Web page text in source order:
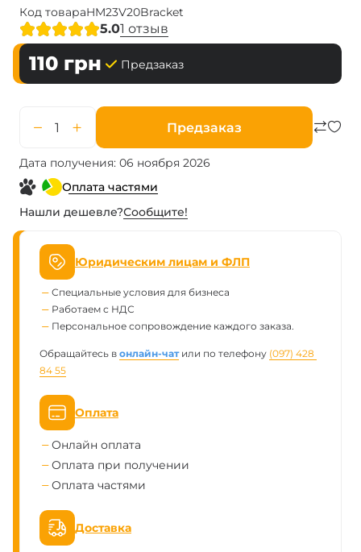
Код товараHM23V20Bracket
5.01 отзыв
110 грн Предзаказ
Предзаказ
Дата получения: 06 ноября 2026
Оплата частями
Нашли дешевле?Сообщите!
Юридическим лицам и ФЛП
Специальные условия для бизнеса
Работаем с НДС
Персональное сопровождение каждого заказа.
Обращайтесь в онлайн-чатили по телефону (097) 428
84 55
Оплата
Онлайн оплата
Оплата при получении
Оплата частями
Доставка